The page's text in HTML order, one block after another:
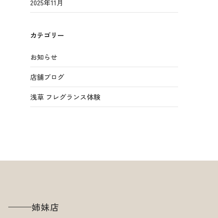
2025年11月
カテゴリー
お知らせ
店舗ブログ
浅草 フレグランス体験
姉妹店